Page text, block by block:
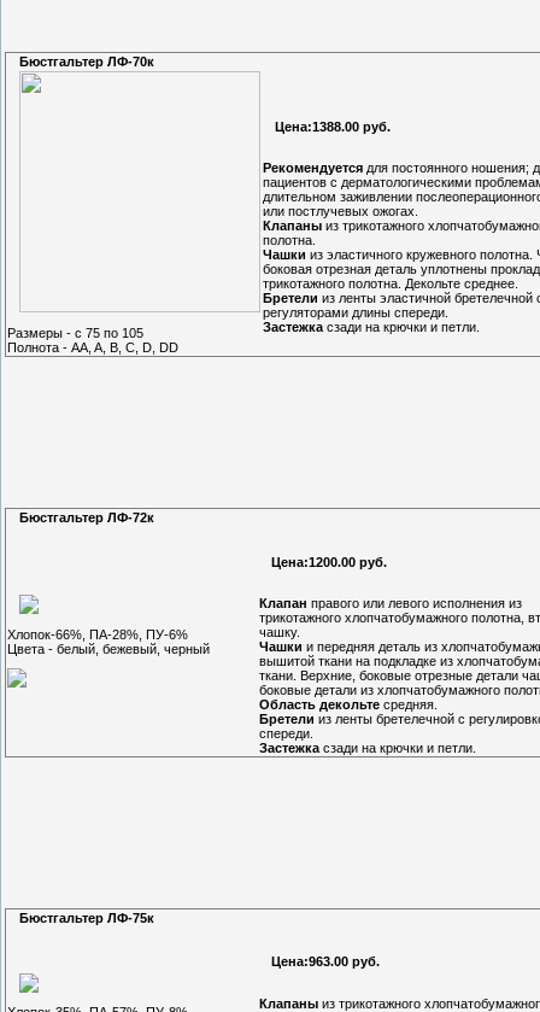
Бюстгальтер ЛФ-70к
Размеры - с 75 по 105
Полнота - AA, A, B, C, D, DD
Цена:1388.00 руб.
Рекомендуется для постоянного ношения;
пациентов с дерматологическими
длительном заживлении
или постлучевых ожогах.
Клапаны из трикотажного
полотна.
Чашки из эластичного кружевного
боковая отрезная деталь уплотнены
трикотажного полотна. Декольте среднее.
Бретели из ленты эластичной бретелечной
регуляторами длины спереди.
Застежка сзади на крючки и петли.
Бюстгальтер ЛФ-72к
Хлопок-66%, ПА-28%, ПУ-6%
Цвета - белый, бежевый, черный
Цена:1200.00 руб.
Клапан правого или левого исполнения из
трикотажного хлопчатобумажного полотна,
чашку.
Чашки и передняя деталь из
вышитой ткани на подкладке из
ткани. Верхние, боковые отрезные детали
боковые детали из хлопчатобумажного
Область декольте средняя.
Бретели из ленты бретелечной с
спереди.
Застежка сзади на крючки и петли.
Бюстгальтер ЛФ-75к
Цена:963.00 руб.
Клапаны из трикотажного